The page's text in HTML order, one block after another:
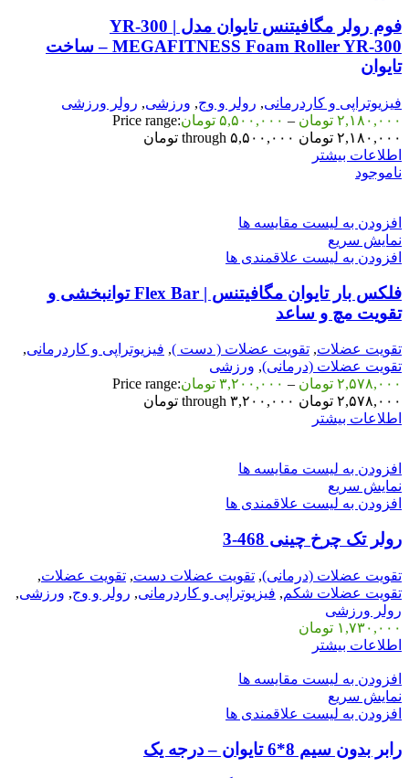
فوم رولر مگافیتنس تایوان مدل YR-300 |
MEGAFITNESS Foam Roller YR-300 – ساخت
تایوان
فیزیوتراپی و کاردرمانی, رولر و وج, ورزشی, رولر ورزشی
۲,۱۸۰,۰۰۰ تومان – ۵,۵۰۰,۰۰۰ تومانPrice range:
۲,۱۸۰,۰۰۰ تومان through ۵,۵۰۰,۰۰۰ تومان
اطلاعات بیشتر
ناموجود
افزودن به لیست مقایسه ها
نمایش سریع
افزودن به لیست علاقمندی ها
فلکس بار تایوان مگافیتنس | Flex Bar توانبخشی و
تقویت مچ و ساعد
تقویت عضلات, تقویت عضلات ( دست ), فیزیوتراپی و کاردرمانی,
تقویت عضلات (درمانی), ورزشی
۲,۵۷۸,۰۰۰ تومان – ۳,۲۰۰,۰۰۰ تومانPrice range:
۲,۵۷۸,۰۰۰ تومان through ۳,۲۰۰,۰۰۰ تومان
اطلاعات بیشتر
افزودن به لیست مقایسه ها
نمایش سریع
افزودن به لیست علاقمندی ها
رولر تک چرخ چینی 468-3
تقویت عضلات (درمانی), تقویت عضلات دست, تقویت عضلات,
تقویت عضلات شکم, فیزیوتراپی و کاردرمانی, رولر و وج, ورزشی,
رولر ورزشی
۱,۷۳۰,۰۰۰ تومان
اطلاعات بیشتر
افزودن به لیست مقایسه ها
نمایش سریع
افزودن به لیست علاقمندی ها
رابر بدون سیم 8*6 تایوان – درجه یک